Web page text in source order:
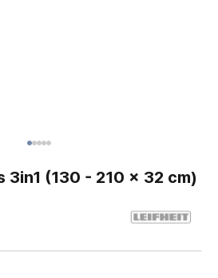
3in1 (130 - 210 x 32 cm)